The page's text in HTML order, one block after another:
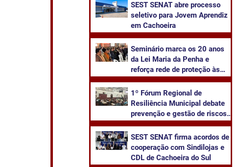
SEST SENAT abre processo
seletivo para Jovem Aprendiz
em Cachoeira
Seminário marca os 20 anos
da Lei Maria da Penha e
reforça rede de proteção às
1º Fórum Regional de
Resiliência Municipal debate
prevenção e gestão de riscos
Sul
SEST SENAT firma acordos de
cooperação com Sindilojas e
CDL de Cachoeira do Sul